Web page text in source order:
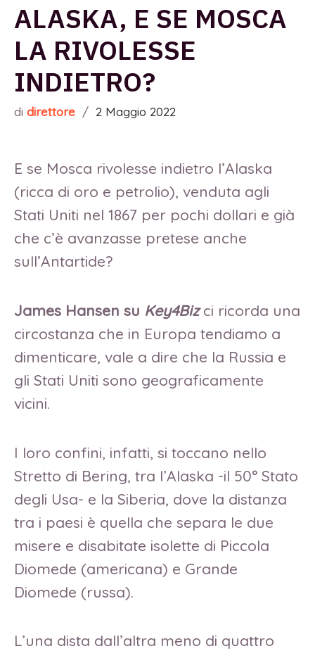
ALASKA, E SE MOSCA
LA RIVOLESSE
INDIETRO?
di direttore / 2 Maggio 2022
E se Mosca rivolesse indietro l’Alaska
(ricca di oro e petrolio), venduta agli
Stati Uniti nel 1867 per pochi dollari e già
che c’è avanzasse pretese anche
sull’Antartide?
James Hansen su Key4Bizci ricorda una
circostanza che in Europa tendiamo a
dimenticare, vale a dire che la Russia e
gli Stati Uniti sono geograficamente
vicini.
I loro confini, infatti, si toccano nello
Stretto di Bering, tra l’Alaska -il 50° Stato
degli Usa- e la Siberia, dove la distanza
tra i paesi è quella che separa le due
misere e disabitate isolette di Piccola
Diomede (americana) e Grande
Diomede (russa).
L’una dista dall’altra meno di quattro